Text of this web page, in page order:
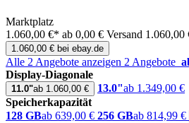
Marktplatz
1.060,00 €* ab 0,00 € Versand 1.060,00
1.060,00 € bei ebay.de
Alle 2 Angebote anzeigen 2 Angebote
Display-Diagonale
11.0"ab 1.060,00 € 13.0"ab 1.349,00 €
Speicherkapazität
128 GBab 639,00 € 256 GBab 814,99 €